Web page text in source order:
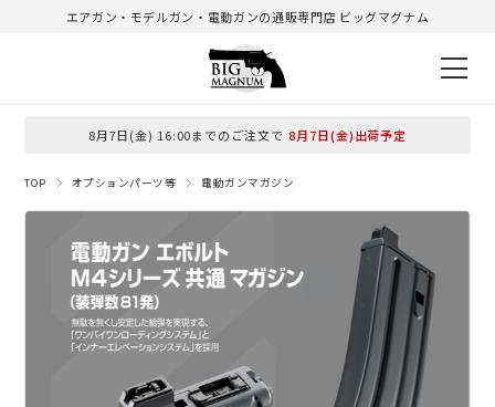
エアガン・モデルガン・電動ガンの通販専門店 ビッグマグナム
8月7日(金) 16:00までのご注文で 8月7日(金)出荷予定
TOP オプションパーツ等 電動ガンマガジン